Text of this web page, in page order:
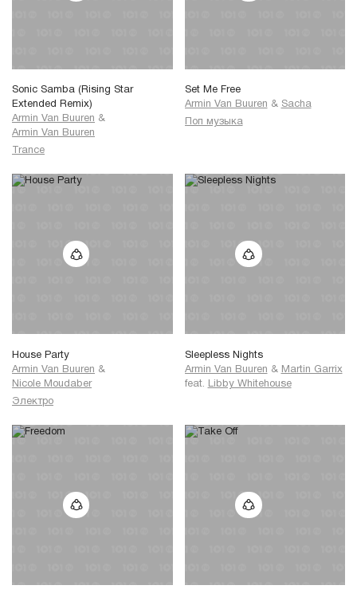
Sonic Samba (Rising Star
Extended Remix)
Armin Van Buuren &
Armin Van Buuren
Trance
Set Me Free
Armin Van Buuren & Sacha
Поп музыка
House Party
Armin Van Buuren &
Nicole Moudaber
Электро
Sleepless Nights
Armin Van Buuren & Martin Garrix
feat. Libby Whitehouse